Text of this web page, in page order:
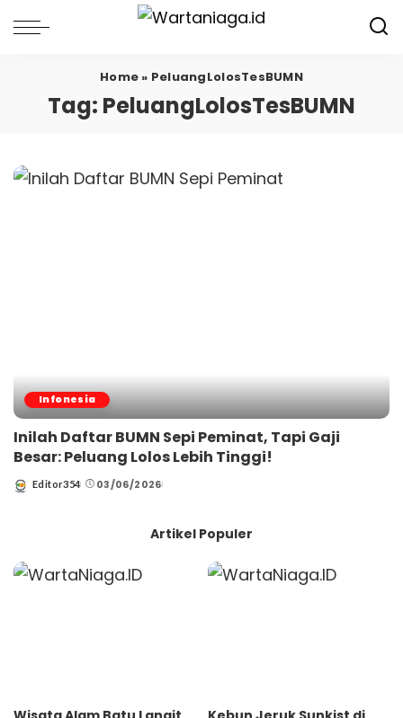
Home » PeluangLolosTesBUMN
Tag: PeluangLolosTesBUMN
Infonesia
Inilah Daftar BUMN Sepi Peminat, Tapi Gaji
Besar: Peluang Lolos Lebih Tinggi!
Posted
Editor354 03/06/2026
Artikel Populer